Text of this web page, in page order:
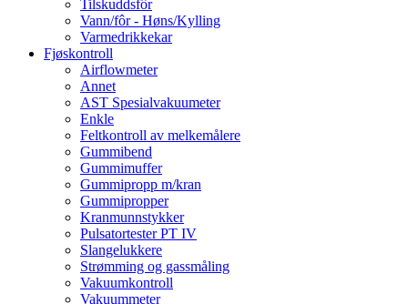
Tilskuddsfôr
Vann/fôr - Høns/Kylling
Varmedrikkekar
Fjøskontroll
Airflowmeter
Annet
AST Spesialvakuumeter
Enkle
Feltkontroll av melkemålere
Gummibend
Gummimuffer
Gummipropp m/kran
Gummipropper
Kranmunnstykker
Pulsatortester PT IV
Slangelukkere
Strømming og gassmåling
Vakuumkontroll
Vakuummeter